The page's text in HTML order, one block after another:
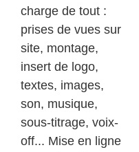
charge de tout :
prises de vues sur
site, montage,
insert de logo,
textes, images,
son, musique,
sous-titrage, voix-
off... Mise en ligne